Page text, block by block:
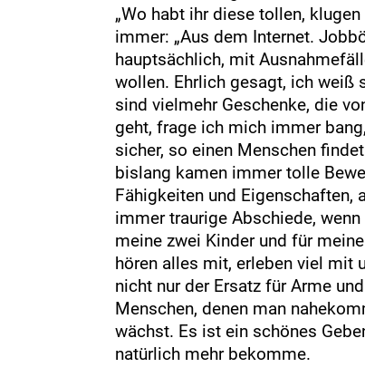
„Wo habt ihr diese tollen,
immer: „Aus dem Internet.
hauptsächlich, mit
wollen. Ehrlich gesagt, ich weiß
sind vielmehr Geschenke, die
geht, frage ich mich immer
sicher, so einen Menschen
bislang kamen immer tolle
Fähigkeiten und Eigenschaften,
immer traurige Abschiede,
meine zwei Kinder und für
hören alles mit, erleben viel mit
nicht nur der Ersatz für Arme
Menschen, denen man
wächst. Es ist ein schönes
natürlich mehr bekomme.